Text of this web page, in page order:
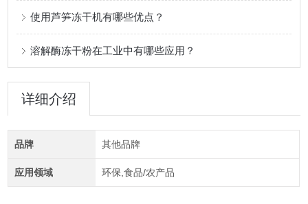
使用芦笋冻干机有哪些优点？
溶解酶冻干粉在工业中有哪些应用？
详细介绍
品牌 其他品牌
应用领域 环保,食品/农产品